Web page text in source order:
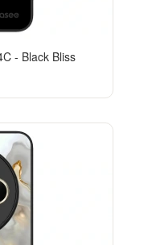
- Black Bliss